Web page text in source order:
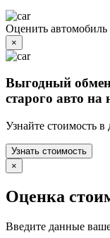
Оценить автомобиль
×
Выгодный
старого авто на
Узнайте стоимость в
Узнать стоимость
×
Оценка
Введите данные